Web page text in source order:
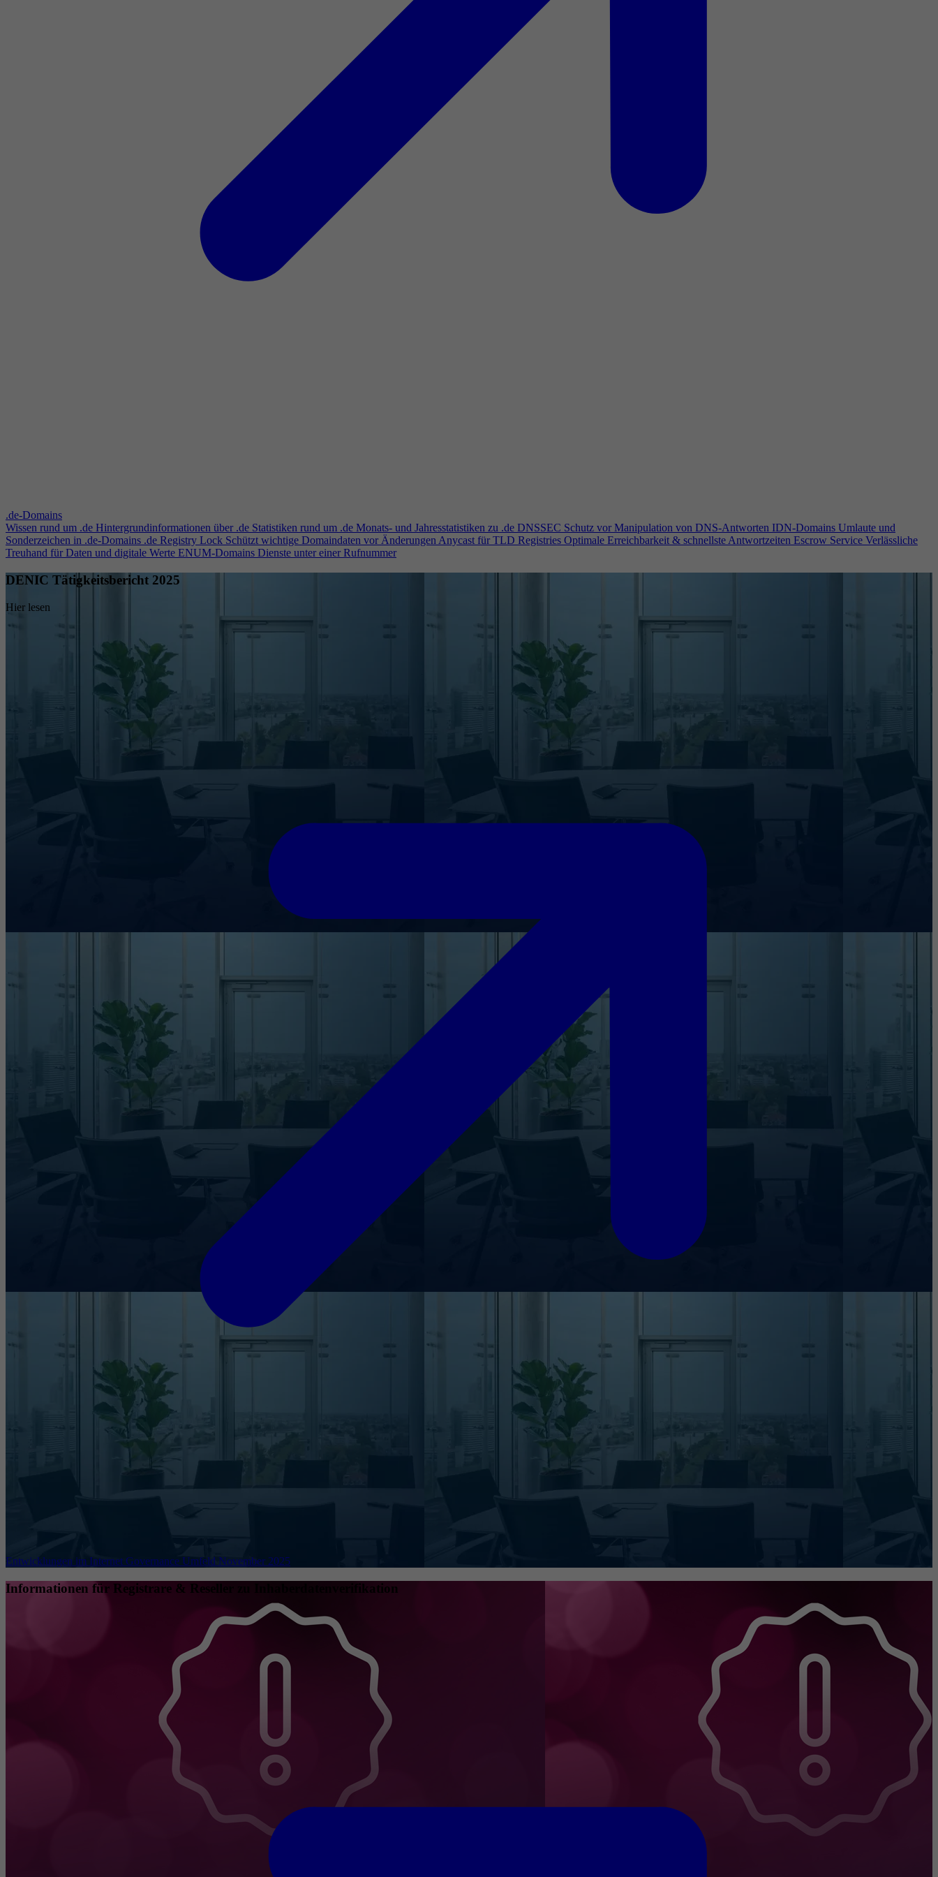
.de-Domains
Wissen rund um .de Hintergrundinformationen über .de Statistiken rund um .de Monats- und Jahresstatistiken zu .de DNSSEC Schutz vor Manipulation von DNS-Antworten IDN-Domains Umlaute und
Sonderzeichen in .de-Domains .de Registry Lock Schützt wichtige Domaindaten vor ÄnderungenAnycast für TLD Registries Optimale Erreichbarkeit & schnellste Antwortzeiten Escrow Service Verlässliche
Treuhand für Daten und digitale Werte ENUM-Domains Dienste unter einer Rufnummer
DENIC Tätigkeitsbericht 2025
Hier lesen
Entwicklungen im Internet Governance Umfeld November 2025
Informationen für Registrare & Reseller zu Inhaberdatenverifikation